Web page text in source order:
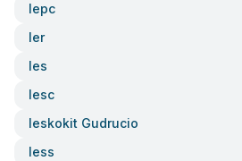
Iepc
Ier
Ies
Iesc
Ieskokit Gudrucio
Iess